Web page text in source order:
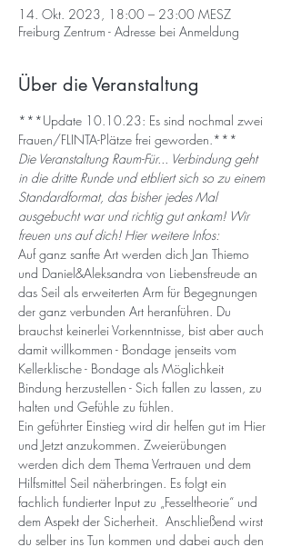
14. Okt. 2023, 18:00 – 23:00 MESZ
Freiburg Zentrum - Adresse bei Anmeldung
Über die Veranstaltung
***Update 10.10.23: Es sind nochmal zwei
Frauen/FLINTA-Plätze frei geworden.***
Die Veranstaltung Raum-Für... Verbindung geht
in die dritte Runde und etbliert sich so zu einem
Standardformat, das bisher jedes Mal
ausgebucht war und richtig gut ankam! Wir
freuen uns auf dich! Hier weitere Infos:
Auf ganz sanfte Art werden dich Jan Thiemo
und Daniel&Aleksandra von Liebensfreude an
das Seil als erweiterten Arm für Begegnungen
der ganz verbunden Art heranführen. Du
brauchst keinerlei Vorkenntnisse, bist aber auch
damit willkommen - Bondage jenseits vom
Kellerklische - Bondage als Möglichkeit
Bindung herzustellen - Sich fallen zu lassen, zu
halten und Gefühle zu fühlen.
Ein geführter Einstieg wird dir helfen gut im Hier
und Jetzt anzukommen. Zweierübungen
werden dich dem Thema Vertrauen und dem
Hilfsmittel Seil näherbringen. Es folgt ein
fachlich fundierter Input zu „Fesseltheorie“ und
dem Aspekt der Sicherheit.  Anschließend wirst
du selber ins Tun kommen und dabei auch den